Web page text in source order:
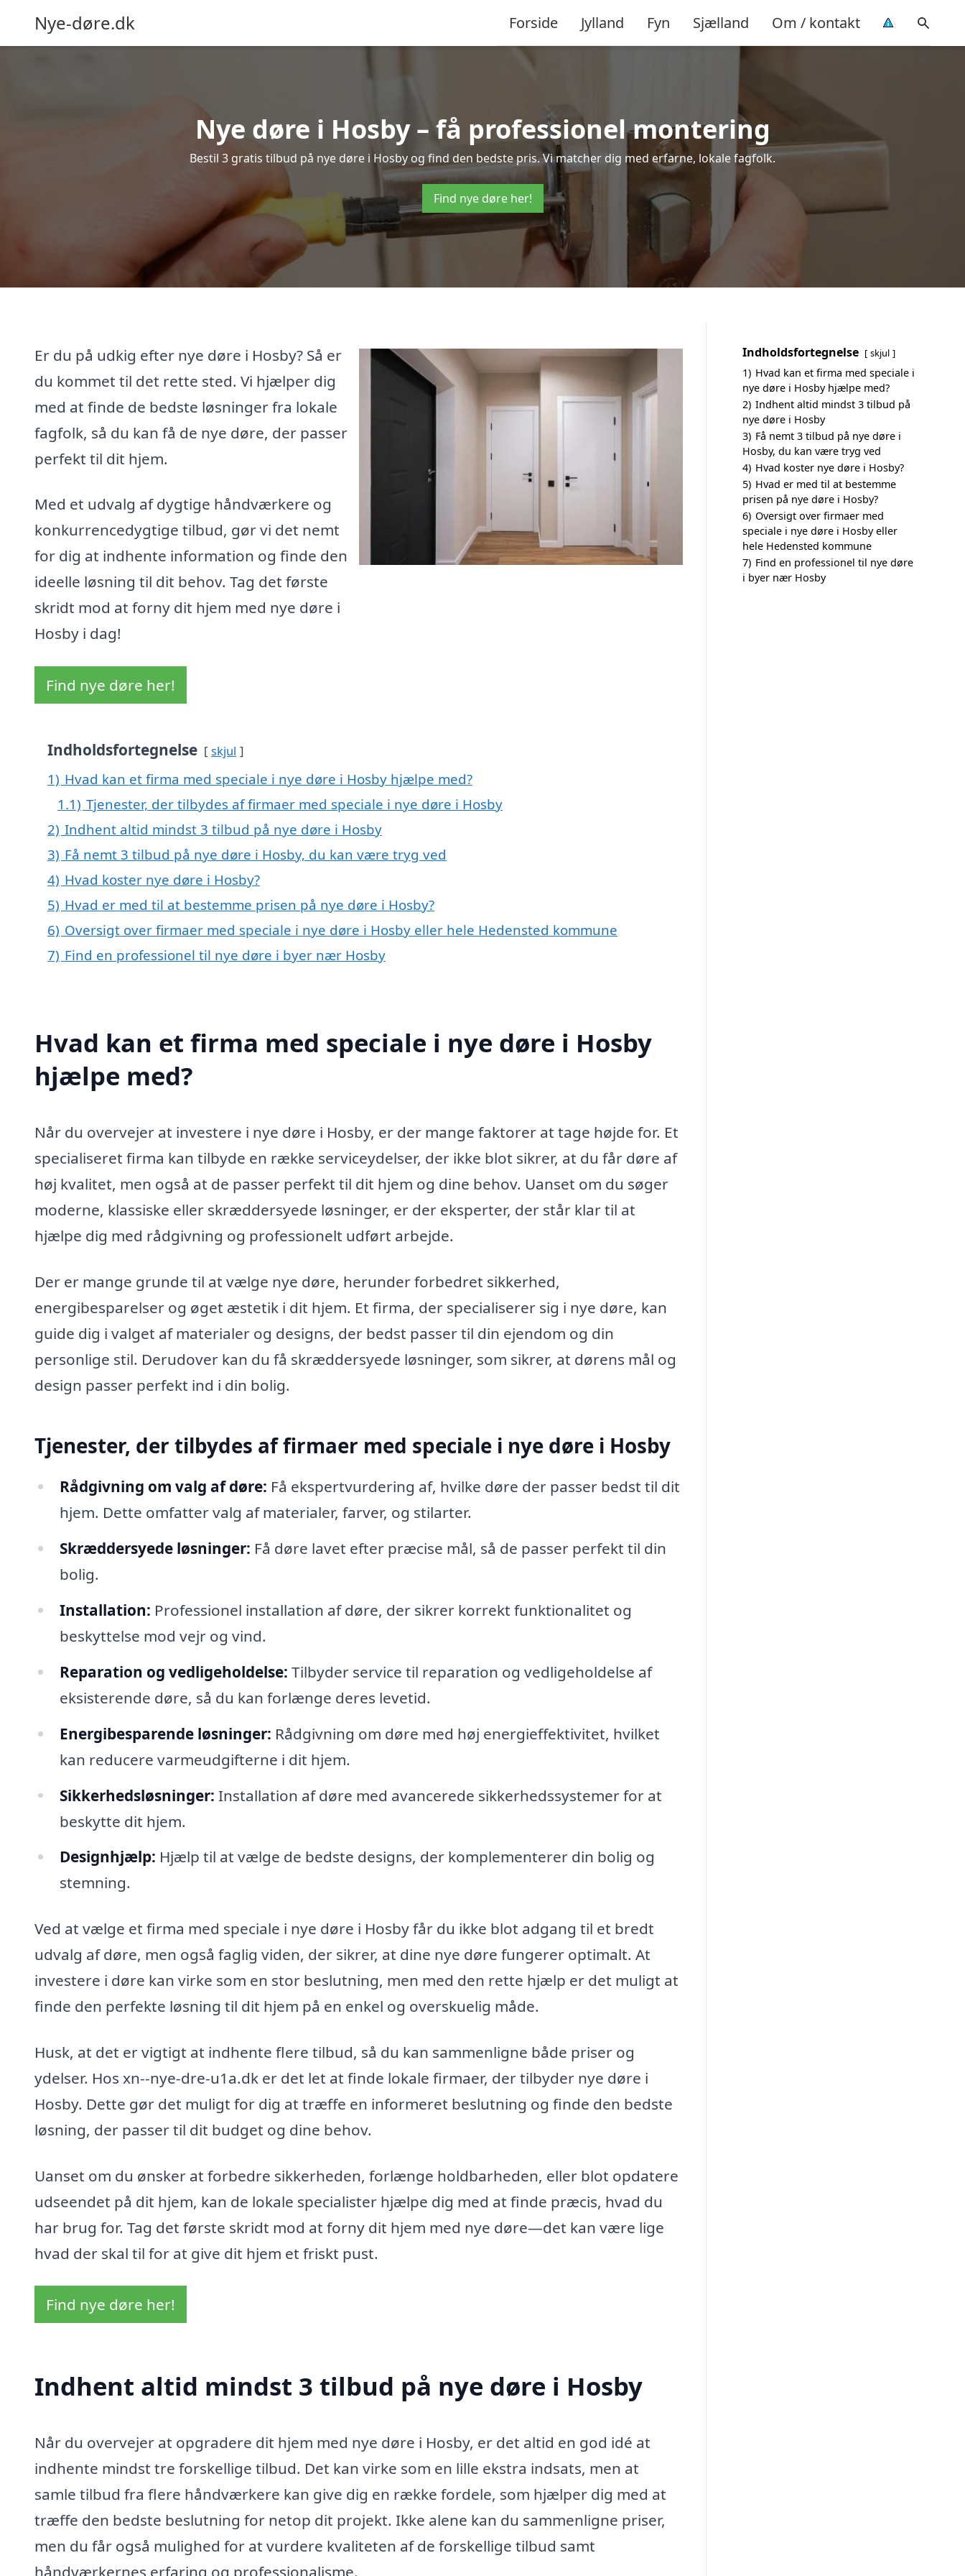
Nye-døre.dk Forside Jylland Fyn Sjælland Om / kontakt
Nye døre i Hosby – få professionel montering
Bestil 3 gratis tilbud på nye døre i Hosby og find den bedste pris. Vi matcher dig med erfarne, lokale fagfolk.
Find nye døre her!
Er du på udkig efter nye døre i Hosby? Så er
du kommet til det rette sted. Vi hjælper dig
med at finde de bedste løsninger fra lokale
fagfolk, så du kan få de nye døre, der passer
perfekt til dit hjem.
Med et udvalg af dygtige håndværkere og
konkurrencedygtige tilbud, gør vi det nemt
for dig at indhente information og finde den
ideelle løsning til dit behov. Tag det første
skridt mod at forny dit hjem med nye døre i
Hosby i dag!
Find nye døre her!
Indholdsfortegnelse skjul
1) Hvad kan et firma med speciale i nye døre i Hosby hjælpe med?
1.1) Tjenester, der tilbydes af firmaer med speciale i nye døre i Hosby
2) Indhent altid mindst 3 tilbud på nye døre i Hosby
3) Få nemt 3 tilbud på nye døre i Hosby, du kan være tryg ved
4) Hvad koster nye døre i Hosby?
5) Hvad er med til at bestemme prisen på nye døre i Hosby?
6) Oversigt over firmaer med speciale i nye døre i Hosby eller hele Hedensted kommune
7) Find en professionel til nye døre i byer nær Hosby
Hvad kan et firma med speciale i nye døre i Hosby
hjælpe med?
Når du overvejer at investere i nye døre i Hosby, er der mange faktorer at tage højde for. Et
specialiseret firma kan tilbyde en række serviceydelser, der ikke blot sikrer, at du får døre af
høj kvalitet, men også at de passer perfekt til dit hjem og dine behov. Uanset om du søger
moderne, klassiske eller skræddersyede løsninger, er der eksperter, der står klar til at
hjælpe dig med rådgivning og professionelt udført arbejde.
Der er mange grunde til at vælge nye døre, herunder forbedret sikkerhed,
energibesparelser og øget æstetik i dit hjem. Et firma, der specialiserer sig i nye døre, kan
guide dig i valget af materialer og designs, der bedst passer til din ejendom og din
personlige stil. Derudover kan du få skræddersyede løsninger, som sikrer, at dørens mål og
design passer perfekt ind i din bolig.
Tjenester, der tilbydes af firmaer med speciale i nye døre i Hosby
Rådgivning om valg af døre: Få ekspertvurdering af, hvilke døre der passer bedst til dit
hjem. Dette omfatter valg af materialer, farver, og stilarter.
Skræddersyede løsninger: Få døre lavet efter præcise mål, så de passer perfekt til din
bolig.
Installation: Professionel installation af døre, der sikrer korrekt funktionalitet og
beskyttelse mod vejr og vind.
Reparation og vedligeholdelse: Tilbyder service til reparation og vedligeholdelse af
eksisterende døre, så du kan forlænge deres levetid.
Energibesparende løsninger: Rådgivning om døre med høj energieffektivitet, hvilket
kan reducere varmeudgifterne i dit hjem.
Sikkerhedsløsninger: Installation af døre med avancerede sikkerhedssystemer for at
beskytte dit hjem.
Designhjælp: Hjælp til at vælge de bedste designs, der komplementerer din bolig og
stemning.
Ved at vælge et firma med speciale i nye døre i Hosby får du ikke blot adgang til et bredt
udvalg af døre, men også faglig viden, der sikrer, at dine nye døre fungerer optimalt. At
investere i døre kan virke som en stor beslutning, men med den rette hjælp er det muligt at
finde den perfekte løsning til dit hjem på en enkel og overskuelig måde.
Husk, at det er vigtigt at indhente flere tilbud, så du kan sammenligne både priser og
ydelser. Hos xn--nye-dre-u1a.dk er det let at finde lokale firmaer, der tilbyder nye døre i
Hosby. Dette gør det muligt for dig at træffe en informeret beslutning og finde den bedste
løsning, der passer til dit budget og dine behov.
Uanset om du ønsker at forbedre sikkerheden, forlænge holdbarheden, eller blot opdatere
udseendet på dit hjem, kan de lokale specialister hjælpe dig med at finde præcis, hvad du
har brug for. Tag det første skridt mod at forny dit hjem med nye døre—det kan være lige
hvad der skal til for at give dit hjem et friskt pust.
Find nye døre her!
Indhent altid mindst 3 tilbud på nye døre i Hosby
Når du overvejer at opgradere dit hjem med nye døre i Hosby, er det altid en god idé at
indhente mindst tre forskellige tilbud. Det kan virke som en lille ekstra indsats, men at
samle tilbud fra flere håndværkere kan give dig en række fordele, som hjælper dig med at
træffe den bedste beslutning for netop dit projekt. Ikke alene kan du sammenligne priser,
men du får også mulighed for at vurdere kvaliteten af de forskellige tilbud samt
håndværkernes erfaring og professionalisme.
Indholdsfortegnelse skjul
1) Hvad kan et firma med speciale i
nye døre i Hosby hjælpe med?
2) Indhent altid mindst 3 tilbud på
nye døre i Hosby
3) Få nemt 3 tilbud på nye døre i
Hosby, du kan være tryg ved
4) Hvad koster nye døre i Hosby?
5) Hvad er med til at bestemme
prisen på nye døre i Hosby?
6) Oversigt over firmaer med
speciale i nye døre i Hosby eller
hele Hedensted kommune
7) Find en professionel til nye døre
i byer nær Hosby